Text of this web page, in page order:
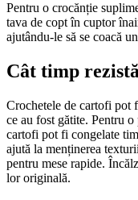
Pentru o crocănție
tava de copt în cuptor
ajutându-le să se coacă
Cât timp
Crochetele de cartofi pot
ce au fost gătite. Pentru
cartofi pot fi congelate
ajută la menținerea
pentru mese rapide.
lor originală.